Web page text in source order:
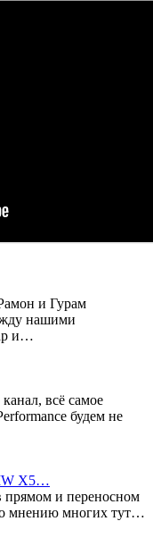
и Гурам
нашими
и…
всё самое
будем не
X5…
прямом и переносном
мнению многих тут…